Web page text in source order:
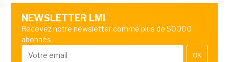
NEWSLETTER LMI
Recevez notre newsletter comme plus de 50000
abonnés
OK